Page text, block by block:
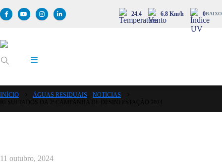
24.4 6.8 Km/h 0BAIXO
INÍCIO ÁGUAS RESIDUAIS
NOTICIAS
11 outubro, 2024